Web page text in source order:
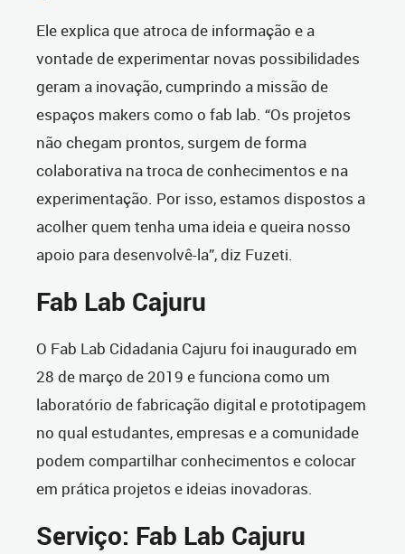
Ele explica que atroca de informação e a
vontade de experimentar novas possibilidades
geram a inovação, cumprindo a missão de
espaços makers como o fab lab. “Os projetos
não chegam prontos, surgem de forma
colaborativa na troca de conhecimentos e na
experimentação. Por isso, estamos dispostos a
acolher quem tenha uma ideia e queira nosso
apoio para desenvolvê-la”, diz Fuzeti.
Fab Lab Cajuru
O Fab Lab Cidadania Cajuru foi inaugurado em
28 de março de 2019 e funciona como um
laboratório de fabricação digital e prototipagem
no qual estudantes, empresas e a comunidade
podem compartilhar conhecimentos e colocar
em prática projetos e ideias inovadoras.
Serviço: Fab Lab Cajuru